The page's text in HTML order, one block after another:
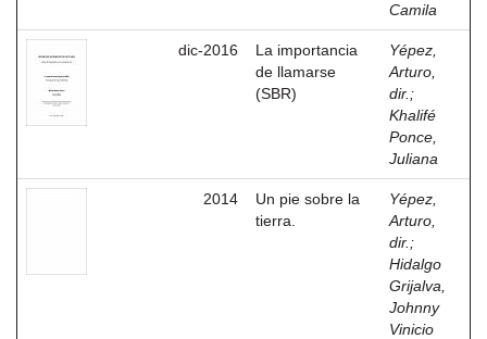
Camila
dic-2016
La importancia
de llamarse
(SBR)
Yépez,
Arturo,
dir. ;
Khalifé
Ponce,
Juliana
2014
Un pie sobre la
tierra.
Yépez,
Arturo,
dir. ;
Hidalgo
Grijalva,
Johnny
Vinicio